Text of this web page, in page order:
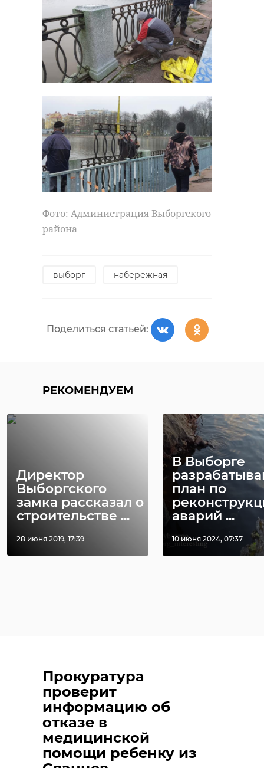
Фото: Администрация Выборгского
района
выборг набережная
Поделиться статьей:
РЕКОМЕНДУЕМ
Директор
Выборгского
замка рассказал о
строительстве ...
28 июня 2019, 17:39
В Выборге
план по
аварий ...
10 июня 2024, 07:37
Прокуратура
проверит
информацию об
отказе в
медицинской
помощи ребенку из
ФК «Ленинградец» футбол
спорт
Поделиться статьей: